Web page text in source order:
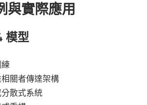
與實際應用
模型
關者傳達架構
散式系統